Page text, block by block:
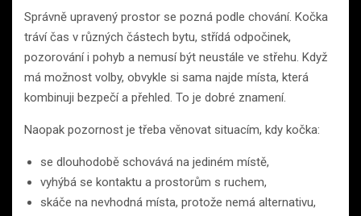
Správně upravený prostor se pozná podle chování. Kočka
tráví čas v různých částech bytu, střídá odpočinek,
pozorování i pohyb a nemusí být neustále ve střehu. Když
má možnost volby, obvykle si sama najde místa, která
kombinuji bezpečí a přehled. To je dobré znamení.
Naopak pozornost je třeba věnovat situacím, kdy kočka:
se dlouhodobě schovává na jediném místě,
vyhýbá se kontaktu a prostorům s ruchem,
skáče na nevhodná místa, protože nemá alternativu,